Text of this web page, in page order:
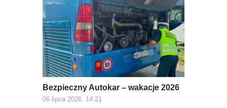
Bezpieczny Autokar – wakacje 2026
06 lipca 2026, 14:21